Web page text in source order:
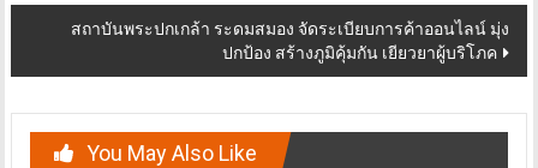
สถาบันพระปกเกล้า ระดมสมอง จัดระเบียบการค้าออนไลน์ มุ่ง
ปกป้อง สร้างภูมิคุ้มกัน เยียวยาผู้บริโภค
You May Also Like